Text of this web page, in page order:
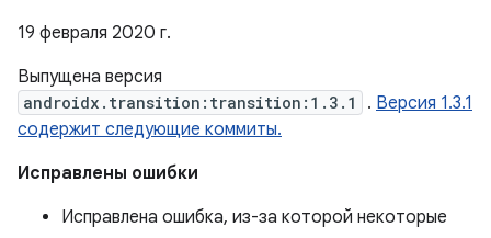
19 февраля 2020 г.
Выпущена версия
androidx.transition:transition:1.3.1 . Версия 1.3.1
содержит следующие коммиты.
Исправлены ошибки
Исправлена ​​ошибка, из-за которой некоторые